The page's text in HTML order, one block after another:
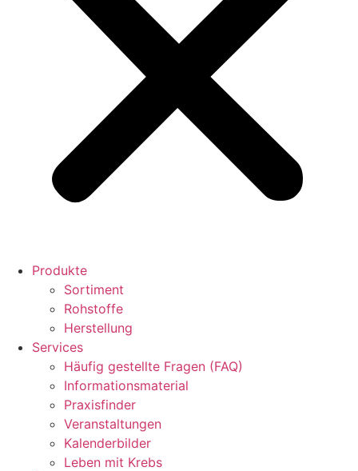
Produkte
Sortiment
Rohstoffe
Herstellung
Services
Häufig gestellte Fragen (FAQ)
Informationsmaterial
Praxisfinder
Veranstaltungen
Kalenderbilder
Leben mit Krebs